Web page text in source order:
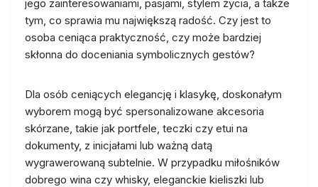
jego zainteresowaniami, pasjami, stylem życia, a także
tym, co sprawia mu największą radość. Czy jest to
osoba ceniąca praktyczność, czy może bardziej
skłonna do doceniania symbolicznych gestów?
Dla osób ceniących elegancję i klasykę, doskonałym
wyborem mogą być spersonalizowane akcesoria
skórzane, takie jak portfele, teczki czy etui na
dokumenty, z inicjałami lub ważną datą
wygrawerowaną subtelnie. W przypadku miłośników
dobrego wina czy whisky, eleganckie kieliszki lub